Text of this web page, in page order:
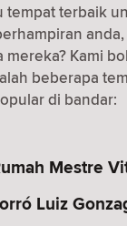
tempat terbaik
mereka? Kami
beberapa
di bandar:
Mestre
Luiz